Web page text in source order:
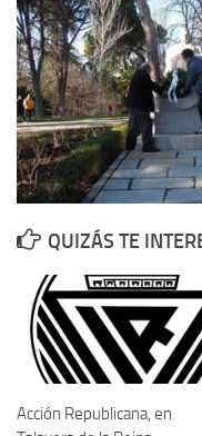
Memoria Histórica
Investigación previa de
1947).
Informe Represión en
Informe de la fosa de
Enciclopedia
Izquierda
Izquierda
Izquierda
Textos esenciales del
QUIZÁS TE
Acción Republicana, en